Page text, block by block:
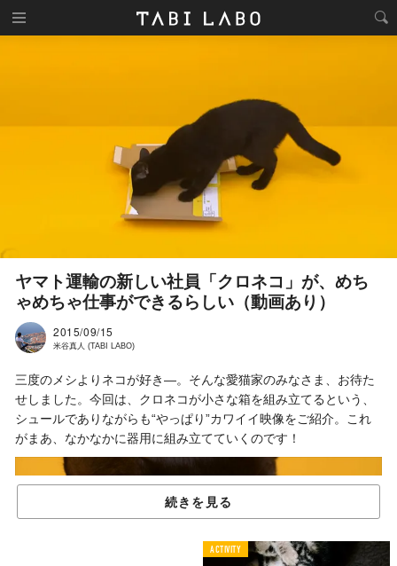
ヤマト運輸の新しい社員「クロネコ」が、めち
ゃめちゃ仕事ができるらしい（動画あり）
2015/09/15
米谷真人 (TABI LABO)
三度のメシよりネコが好き―。そんな愛猫家のみなさま、お待た
せしました。今回は、クロネコが小さな箱を組み立てるという、
シュールでありながらも“やっぱり”カワイイ映像をご紹介。これ
がまあ、なかなかに器用に組み立てていくのです！
続きを見る
ACTIVITY